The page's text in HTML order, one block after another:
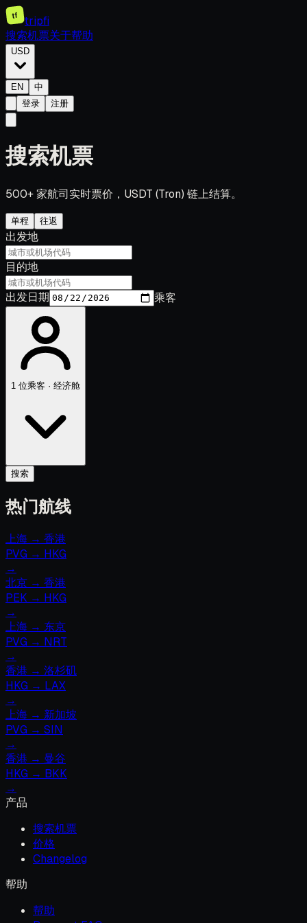
tf
tripfi
搜索机票关于帮助
USD
EN
中
登录
注册
搜索机票
500+ 家航司实时票价，USDT (Tron) 链上结算。
单程 往返
出发地
目的地
出发日期 乘客
1 位乘客 · 经济舱
搜索
热门航线
上海 → 香港
PVG → HKG
→
北京 → 香港
PEK → HKG
→
上海 → 东京
PVG → NRT
→
香港 → 洛杉矶
HKG → LAX
→
上海 → 新加坡
PVG → SIN
→
香港 → 曼谷
HKG → BKK
→
产品
搜索机票
价格
Changelog
帮助
帮助